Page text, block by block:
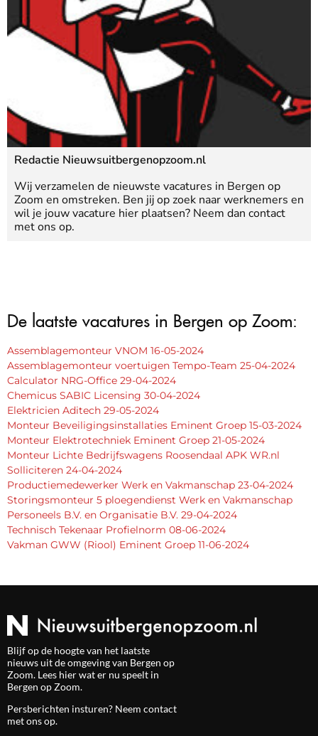
Redactie Nieuwsuitbergenopzoom.nl
Wij verzamelen de nieuwste vacatures in Bergen op
Zoom en omstreken. Ben jij op zoek naar werknemers en
wil je jouw vacature hier plaatsen? Neem dan contact
met ons op.
De laatste vacatures in Bergen op Zoom:
Assemblagemonteur VNOM 16-05-2024
Assemblagemonteur voertuigen Tempo-Team 25-04-2024
Calculator NRG-Office 29-04-2024
Chemicus SABIC Licensing 30-04-2024
Elektricien Aditech 29-05-2024
Monteur Beveiligingsinstallaties Eminent Groep 15-03-2024
Monteur Elektrotechniek Eminent Groep 21-05-2024
Monteur Lichte Bedrijfswagens Roosendaal APK WR.nl
Solliciteren 24-04-2024
Productiemedewerker Werk en Vakmanschap 23-04-2024
Storingsmonteur 5 ploegendienst Werk en Vakmanschap
Personeels B.V. en Organisatie B.V. 29-04-2024
Technisch Tekenaar Profielnorm 08-06-2024
Vakman GWW (Riool) Eminent Groep 11-06-2024
Blijf op de hoogte van het laatste
nieuws uit de omgeving van Bergen op
Zoom. Lees hier wat er nu speelt in
Bergen op Zoom.
Persberichten insturen? Neem contact
met ons op.